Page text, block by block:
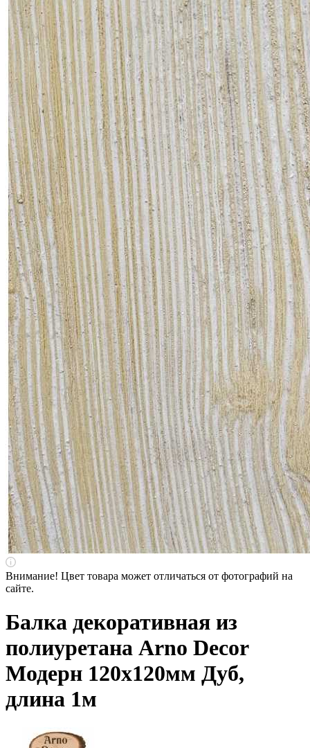
Внимание! Цвет товара может отличаться от фотографий на
сайте.
Балка декоративная из
полиуретана Arno Decor
Модерн 120х120мм Дуб,
длина 1м